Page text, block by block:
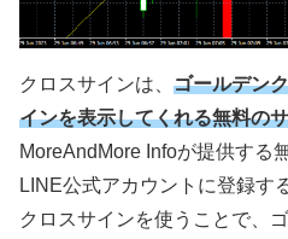
クロスサインは、 ゴールデン
インを表示してくれる無料の
MoreAndMore Infoが提供する
LINE公式アカウントに登録す
クロスサインを使うことで、